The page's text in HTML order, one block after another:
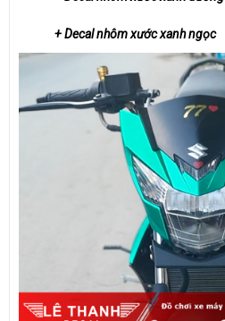
+ Decal nhôm xước xanh ngọc